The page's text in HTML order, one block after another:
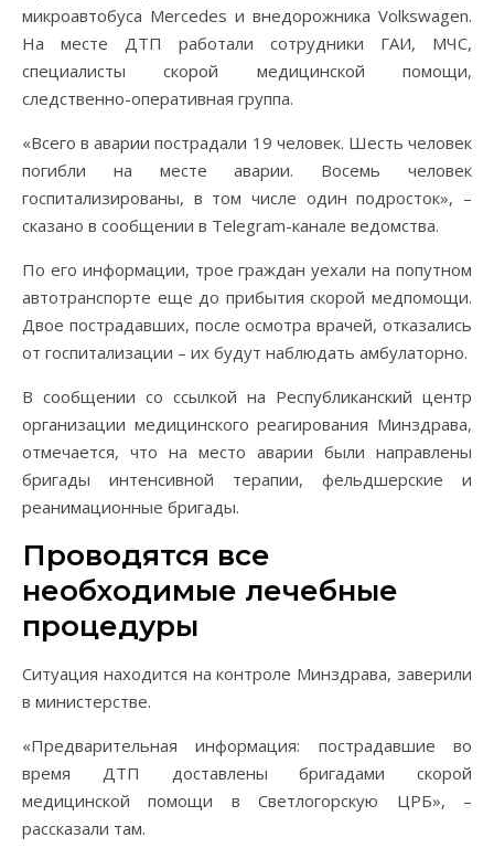
микроавтобуса Mercedes и внедорожника Volkswagen.
На месте ДТП работали сотрудники ГАИ, МЧС,
специалисты скорой медицинской помощи,
следственно-оперативная группа.
«Всего в аварии пострадали 19 человек. Шесть человек
погибли на месте аварии. Восемь человек
госпитализированы, в том числе один подросток», –
сказано в сообщении в Telegram-канале ведомства.
По его информации, трое граждан уехали на попутном
автотранспорте еще до прибытия скорой медпомощи.
Двое пострадавших, после осмотра врачей, отказались
от госпитализации – их будут наблюдать амбулаторно.
В сообщении со ссылкой на Республиканский центр
организации медицинского реагирования Минздрава,
отмечается, что на место аварии были направлены
бригады интенсивной терапии, фельдшерские и
реанимационные бригады.
Проводятся все
необходимые лечебные
процедуры
Ситуация находится на контроле Минздрава, заверили
в министерстве.
«Предварительная информация: пострадавшие во
время ДТП доставлены бригадами скорой
медицинской помощи в Светлогорскую ЦРБ», –
рассказали там.